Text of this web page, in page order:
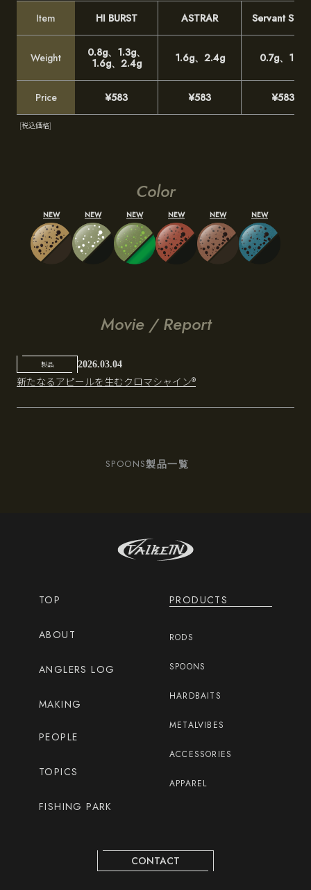
Item
Weight
Price
HI BURST
0.8g、1.3g、
1.6g、2.4g
¥583
ASTRAR
1.6g、2.4g
¥583
Servant
0.7g、1.1g
¥583
[税込価格]
Color
NEW NEW NEW NEW NEW NEW
Movie / Report
製品 2026.03.04
新たなるアピールを生むクロマシャイン®
SPOONS製品一覧
TOP
ABOUT
ANGLERS LOG
MAKING
PRODUCTS
RODS
SPOONS
HARDBAITS
METALVIBES
ACCESSORIES
APPAREL
PEOPLE
TOPICS
FISHING PARK
CONTACT